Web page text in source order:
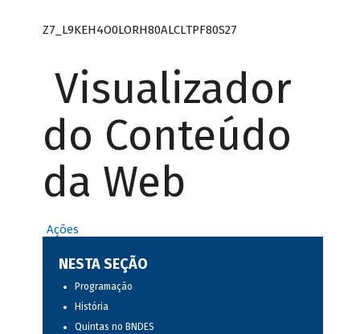
Z7_L9KEH4O0LORH80ALCLTPF80S27
Visualizador
do Conteúdo
da Web
Ações
NESTA SEÇÃO
Programação
História
Quintas no BNDES